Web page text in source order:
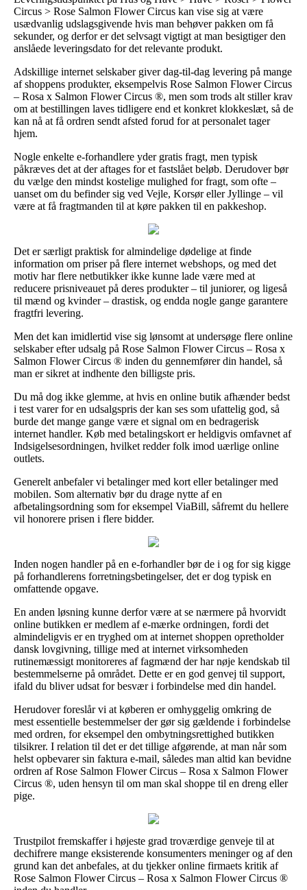
Circus > Rose Salmon Flower Circus kan vise sig at være
usædvanlig udslagsgivende hvis man behøver pakken om få
sekunder, og derfor er det selvsagt vigtigt at man besigtiger den
anslåede leveringsdato for det relevante produkt.
Adskillige internet selskaber giver dag-til-dag levering på mange
af shoppens produkter, eksempelvis Rose Salmon Flower Circus
– Rosa x Salmon Flower Circus ®, men som trods alt stiller krav
om at bestillingen laves tidligere end et konkret klokkeslæt, så de
kan nå at få ordren sendt afsted forud for at personalet tager
hjem.
Nogle enkelte e-forhandlere yder gratis fragt, men typisk
påkræves det at der aftages for et fastslået beløb. Derudover bør
du vælge den mindst kostelige mulighed for fragt, som ofte –
uanset om du befinder sig ved Vejle, Korsør eller Jyllinge – vil
være at få fragtmanden til at køre pakken til en pakkeshop.
Det er særligt praktisk for almindelige dødelige at finde
information om priser på flere internet webshops, og med det
motiv har flere netbutikker ikke kunne lade være med at
reducere prisniveauet på deres produkter – til juniorer, og ligeså
til mænd og kvinder – drastisk, og endda nogle gange garantere
fragtfri levering.
Men det kan imidlertid vise sig lønsomt at undersøge flere online
selskaber efter udsalg på Rose Salmon Flower Circus – Rosa x
Salmon Flower Circus ® inden du gennemfører din handel, så
man er sikret at indhente den billigste pris.
Du må dog ikke glemme, at hvis en online butik afhænder bedst
i test varer for en udsalgspris der kan ses som ufattelig god, så
burde det mange gange være et signal om en bedragerisk
internet handler. Køb med betalingskort er heldigvis omfavnet af
Indsigelsesordningen, hvilket redder folk imod uærlige online
outlets.
Generelt anbefaler vi betalinger med kort eller betalinger med
mobilen. Som alternativ bør du drage nytte af en
afbetalingsordning som for eksempel ViaBill, såfremt du hellere
vil honorere prisen i flere bidder.
Inden nogen handler på en e-forhandler bør de i og for sig kigge
på forhandlerens forretningsbetingelser, det er dog typisk en
omfattende opgave.
En anden løsning kunne derfor være at se nærmere på hvorvidt
online butikken er medlem af e-mærke ordningen, fordi det
almindeligvis er en tryghed om at internet shoppen opretholder
dansk lovgivning, tillige med at internet virksomheden
rutinemæssigt monitoreres af fagmænd der har nøje kendskab til
bestemmelserne på området. Dette er en god genvej til support,
ifald du bliver udsat for besvær i forbindelse med din handel.
Herudover foreslår vi at køberen er omhyggelig omkring de
mest essentielle bestemmelser der gør sig gældende i forbindelse
med ordren, for eksempel den ombytningsrettighed butikken
tilsikrer. I relation til det er det tillige afgørende, at man når som
helst opbevarer sin faktura e-mail, således man altid kan bevidne
ordren af Rose Salmon Flower Circus – Rosa x Salmon Flower
Circus ®, uden hensyn til om man skal shoppe til en dreng eller
pige.
Trustpilot fremskaffer i højeste grad troværdige genveje til at
dechifrere mange eksisterende konsumenters meninger og af den
grund kan det anbefales, at du tjekker online firmaets kritik af
Rose Salmon Flower Circus – Rosa x Salmon Flower Circus ®